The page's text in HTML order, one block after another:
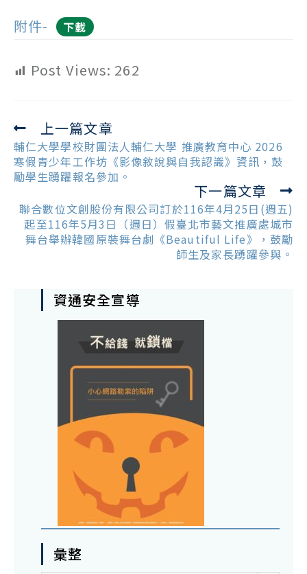
附件-
下載
Post Views: 262
Read
more
articles
上一篇文章
輔仁大學學校財團法人輔仁大學 推廣教育中心 2026
寒假青少年工作坊《影像敘說與自我認識》資訊，鼓
勵學生踴躍報名參加。
下一篇文章
聯合數位文創股份有限公司訂於116年4月25日(週五)
起至116年5月3日（週日）假臺北市藝文推廣處城市
舞台舉辦韓國原裝舞台劇《Beautiful Life》，鼓勵
師生及家長踴躍參與。
資通安全宣導
彙整